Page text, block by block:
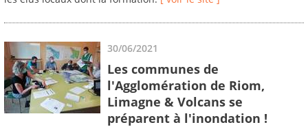
30/06/2021
Les communes de
l'Agglomération de Riom,
Limagne & Volcans se
préparent à l'inondation !